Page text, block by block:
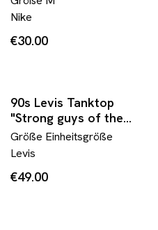
Nike
€30.00
90s Levis Tanktop
"Strong guys of the
Rap Quarter"
Dunkelblau
Größe Einheitsgröße
Levis
€49.00